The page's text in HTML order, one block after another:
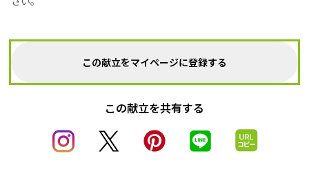
この献立をマイページに登録する
この献立を共有する